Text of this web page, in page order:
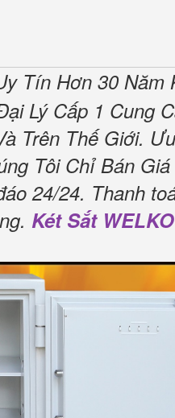
Tín Hơn 30 Năm
Lý Cấp 1 Cung
Trên Thế Giới.
Tôi Chỉ Bán Giá
24/24. Thanh
Két Sắt WELKO